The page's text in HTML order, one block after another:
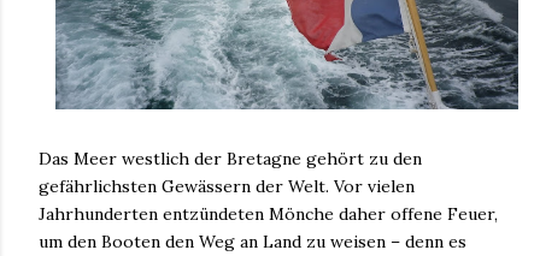
Das Meer westlich der Bretagne gehört zu den
gefährlichsten Gewässern der Welt. Vor vielen
Jahrhunderten entzündeten Mönche daher offene Feuer,
um den Booten den Weg an Land zu weisen – denn es